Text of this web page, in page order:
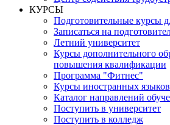
КУРСЫ
Подготовительные курсы
Записаться на
Летний университет
Курсы дополнительного
повышения квалификации
Программа "Фитнес"
Курсы иностранных языков
Каталог направлений
Поступить в университет
Поступить в колледж